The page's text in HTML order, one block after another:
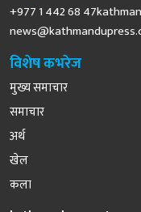
+977 1 442 68
विशेष कभरेज
मुख्य समाचार
समाचार
अर्थ
खेल
कला